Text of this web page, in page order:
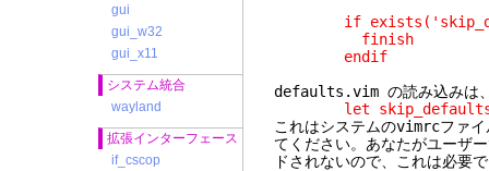
gui
gui_w32
gui_x11
システム統合
wayland
拡張インターフェース
if_cscop
if
finish
endif
defaults.vim の読み込みは
let
これはシステムのvimrcファ
てください。あなたがユー
ドされないので、これは必要